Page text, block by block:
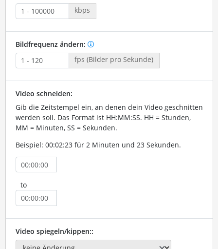
kbps
Bildfrequenz ändern:
fps (Bilder pro Sekunde)
Video schneiden:
Gib die Zeitstempel ein, an denen dein Video geschnitten
werden soll. Das Format ist HH:MM:SS. HH = Stunden,
MM = Minuten, SS = Sekunden.
Beispiel: 00:02:23 für 2 Minuten und 23 Sekunden.
to
Video spiegeln/kippen::